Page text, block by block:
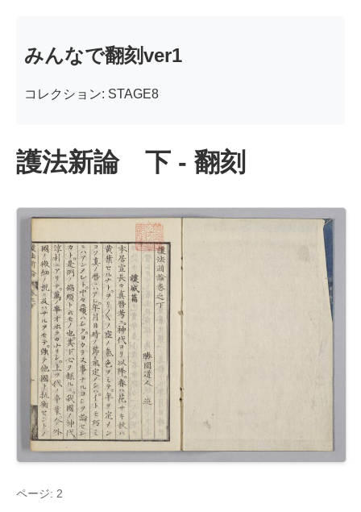
みんなで翻刻ver1
コレクション: STAGE8
護法新論 下 - 翻刻
ページ: 2